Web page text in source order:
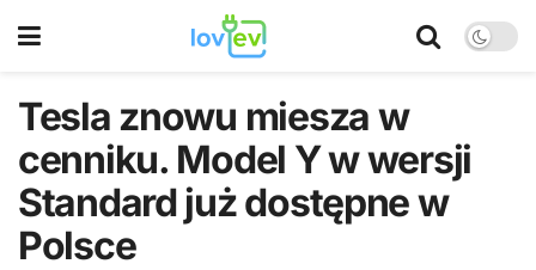
Tesla znowu miesza w
cenniku. Model Y w wersji
Standard już dostępne w
Polsce